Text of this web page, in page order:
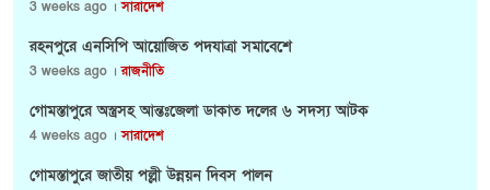
3 weeks ago ।সারাদেশ
রহনপুরে এনসিপি আয়োজিত পদযাত্রা সমাবেশে
3 weeks ago ।রাজনীতি
গোমস্তাপুরে অস্ত্রসহ আন্তঃজেলা ডাকাত দলের ৬ সদস্য আটক
4 weeks ago ।সারাদেশ
গোমস্তাপুরে জাতীয় পল্লী উন্নয়ন দিবস পালন